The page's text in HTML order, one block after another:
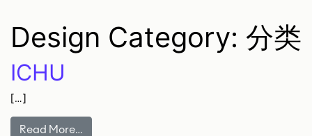
Design Category: 分类
ICHU
[…]
Read More…